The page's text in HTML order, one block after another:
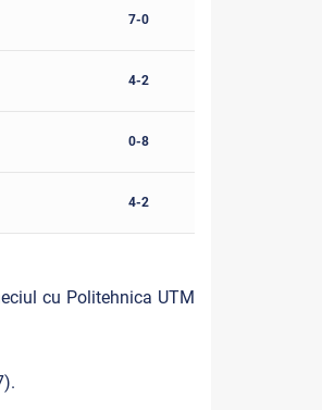
7-0
4-2
0-8
4-2
cu Politehnica UTM